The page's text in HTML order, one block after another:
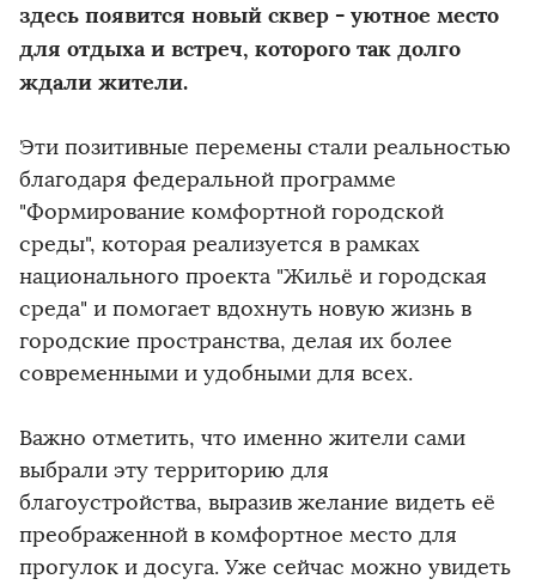
здесь появится новый сквер - уютное место
для отдыха и встреч, которого так долго
ждали жители.
Эти позитивные перемены стали реальностью
благодаря федеральной программе
"Формирование комфортной городской
среды", которая реализуется в рамках
национального проекта "Жильё и городская
среда" и помогает вдохнуть новую жизнь в
городские пространства, делая их более
современными и удобными для всех.
Важно отметить, что именно жители сами
выбрали эту территорию для
благоустройства, выразив желание видеть её
преображенной в комфортное место для
прогулок и досуга. Уже сейчас можно увидеть